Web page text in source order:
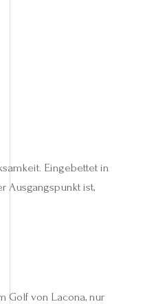
Eingebettet in
Ausgangspunkt ist,
Golf von Lacona, nur